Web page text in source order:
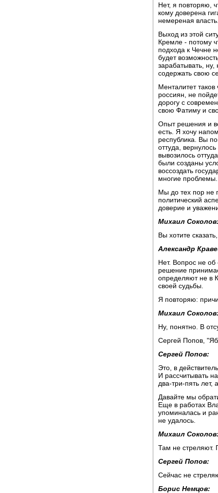
Нет, я повторяю,
кому доверена
немереная
Выход из этой
Кремле - потому
подхода к Чечне
будет
зарабатывать,
содержать свою
Менталитет
россиян, не
дорогу с
свою Фатиму и
Опыт решения и
есть. Я хочу
республика. Вы
оттуда,
вывозилось
были созданы
воссоздать
многие проблемы.
Мы до тех пор не
политический
доверие и
Михаил
Вы хотите
Александр
Нет. Вопрос не
решение
определяют не в
своей судьбы.
Я повторяю:
Михаил
Ну, понятно. В
Сергей Попов,
Сергей Попов:
Это, в
И рассчитывать
два-три-пять лет,
Давайте мы
Еще в работах
упоминалась и
не удалось.
Михаил
Там не стреляют.
Сергей Попов:
Сейчас не
Борис Немцов: